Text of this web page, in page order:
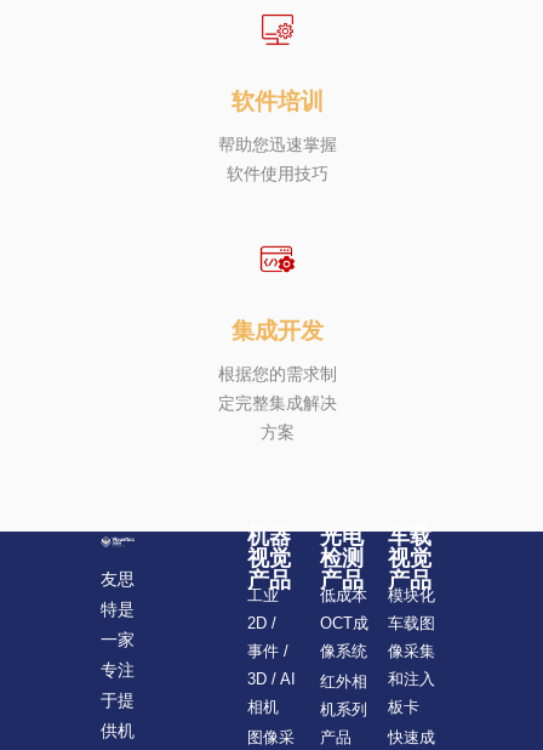
软件培训
帮助您迅速掌握
软件使用技巧
集成开发
根据您的需求制
定完整集成解决
方案
友思
特是
一家
专注
于提
供机
机器
视觉
产品
工业
2D /
事件 /
3D / AI
相机
图像采
光电
检测
产品
低成本
OCT成
像系统
红外相
机系列
产品
车载
视觉
产品
模块化
车载图
像采集
和注入
板卡
快速成